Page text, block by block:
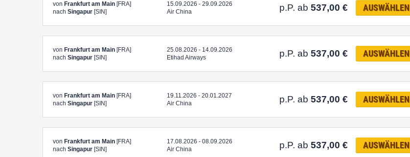
von Frankfurt am Main [FRA]
nach Singapur [SIN]
15.09.2026 - 29.09.2026
Air China
p.P. ab 537,00 € AUSWÄHLEN
von Frankfurt am Main [FRA]
nach Singapur [SIN]
25.08.2026 - 14.09.2026
Etihad Airways
p.P. ab 537,00 € AUSWÄHLEN
von Frankfurt am Main [FRA]
nach Singapur [SIN]
19.11.2026 - 20.01.2027
Air China
p.P. ab 537,00 € AUSWÄHLEN
von Frankfurt am Main [FRA]
nach Singapur [SIN]
17.08.2026 - 08.09.2026
Air China
p.P. ab 537,00 € AUSWÄHLEN